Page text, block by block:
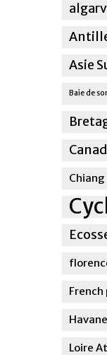
Asie
Baie de
French
Havane
Loire